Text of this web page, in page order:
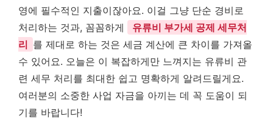
영에 필수적인 지출이잖아요. 이걸 그냥 단순 경비로
처리하는 것과, 꼼꼼하게
유류비 부가세 공제 세무처
리 를 제대로 하는 것은 세금 계산에 큰 차이를 가져올
수 있어요. 오늘은 이 복잡하게만 느껴지는 유류비 관
련 세무 처리를 최대한 쉽고 명확하게 알려드릴게요.
여러분의 소중한 사업 자금을 아끼는 데 꼭 도움이 되
기를 바랍니다!